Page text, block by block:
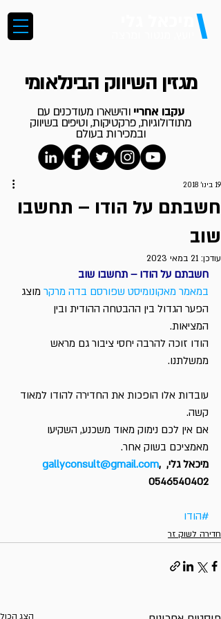
\
מגזין השיווק הבינלאומי
עקבו אחריי והישארו מעודכנים עם
מתודולוגיות, פרקטיקות, וטיפים בשיווק
ובמכירות בעולם
חשבתם על הודו – תחשבו
שוב
19 בינו׳ 2018
עודכן: 21 במאי 2023
חשבתם על הודו – תחשבו שוב
במאמר מאקונומיסט שפורסם בדה מרקר מוצג
הפער הגדול בין ההבטחה ההודית ובין
המציאות.
הודו זוכה להרבה יחסי ציבור גם מראש
ממשלתנו.
עובדות אלו הופכות את החדירה להודו למאוד
קשה.
אם אין לכם נימוק מאוד משכנע, השקיעו
מאמציכם בשוק אחר.
מיכאל גלי, gallyconsult@gmail.com,
0546540402
#הודו
חדירה לשוק זר
הצג הכול